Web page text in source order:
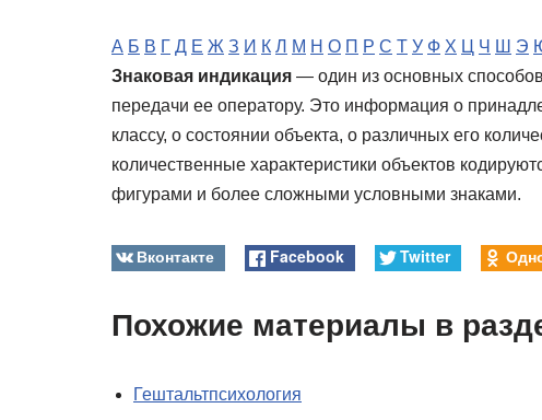
А Б В Г Д Е Ж З И К Л М Н О П Р С Т У Ф Х Ц Ч Ш Э
Знаковая индикация — один из основных
передачи ее оператору. Это информация о
классу, о состоянии объекта, о различных его
количественные характеристики объектов
фигурами и более сложными условными знаками.
Вконтакте Facebook Twitter
Похожие материалы в
Гештальтпсихология